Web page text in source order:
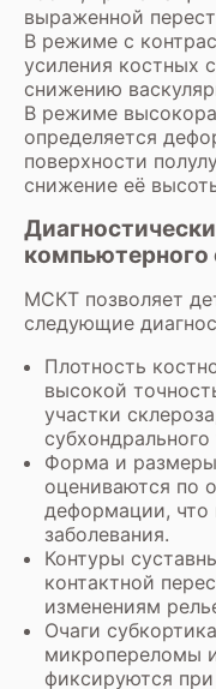
выраженной
В режиме с
усиления костных
снижению
В режиме
определяется
поверхности
снижение её
компьютерного
МСКТ позволяет
следующие
Плотность
высокой
участки
субхондрального
Форма и
оцениваются по
деформации, что
заболевания.
Контуры
контактной
изменениям
Очаги
микропереломы
фиксируются